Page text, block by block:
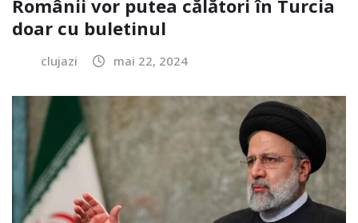
Românii vor putea călători în Turcia
doar cu buletinul
clujazi mai 22, 2024